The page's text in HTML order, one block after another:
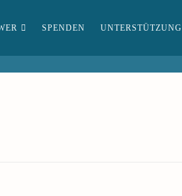
SPENDEN UNTERSTÜTZUNG